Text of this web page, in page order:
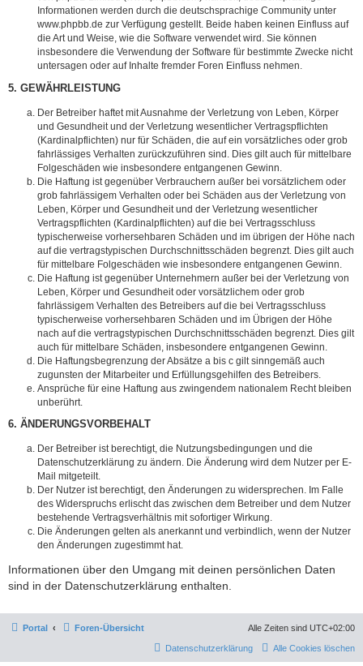
Informationen werden durch die deutschsprachige Community unter
www.phpbb.de zur Verfügung gestellt. Beide haben keinen Einfluss auf
die Art und Weise, wie die Software verwendet wird. Sie können
insbesondere die Verwendung der Software für bestimmte Zwecke nicht
untersagen oder auf Inhalte fremder Foren Einfluss nehmen.
5. GEWÄHRLEISTUNG
Der Betreiber haftet mit Ausnahme der Verletzung von Leben, Körper
und Gesundheit und der Verletzung wesentlicher Vertragspflichten
(Kardinalpflichten) nur für Schäden, die auf ein vorsätzliches oder grob
fahrlässiges Verhalten zurückzuführen sind. Dies gilt auch für mittelbare
Folgeschäden wie insbesondere entgangenen Gewinn.
Die Haftung ist gegenüber Verbrauchern außer bei vorsätzlichem oder
grob fahrlässigem Verhalten oder bei Schäden aus der Verletzung von
Leben, Körper und Gesundheit und der Verletzung wesentlicher
Vertragspflichten (Kardinalpflichten) auf die bei Vertragsschluss
typischerweise vorhersehbaren Schäden und im übrigen der Höhe nach
auf die vertragstypischen Durchschnittsschäden begrenzt. Dies gilt auch
für mittelbare Folgeschäden wie insbesondere entgangenen Gewinn.
Die Haftung ist gegenüber Unternehmern außer bei der Verletzung von
Leben, Körper und Gesundheit oder vorsätzlichem oder grob
fahrlässigem Verhalten des Betreibers auf die bei Vertragsschluss
typischerweise vorhersehbaren Schäden und im Übrigen der Höhe
nach auf die vertragstypischen Durchschnittsschäden begrenzt. Dies gilt
auch für mittelbare Schäden, insbesondere entgangenen Gewinn.
Die Haftungsbegrenzung der Absätze a bis c gilt sinngemäß auch
zugunsten der Mitarbeiter und Erfüllungsgehilfen des Betreibers.
Ansprüche für eine Haftung aus zwingendem nationalem Recht bleiben
unberührt.
6. ÄNDERUNGSVORBEHALT
Der Betreiber ist berechtigt, die Nutzungsbedingungen und die
Datenschutzerklärung zu ändern. Die Änderung wird dem Nutzer per E-
Mail mitgeteilt.
Der Nutzer ist berechtigt, den Änderungen zu widersprechen. Im Falle
des Widerspruchs erlischt das zwischen dem Betreiber und dem Nutzer
bestehende Vertragsverhältnis mit sofortiger Wirkung.
Die Änderungen gelten als anerkannt und verbindlich, wenn der Nutzer
den Änderungen zugestimmt hat.
Informationen über den Umgang mit deinen persönlichen Daten
sind in der Datenschutzerklärung enthalten.
Portal Foren-Übersicht Alle Zeiten sind UTC+02:00
Alle Cookies löschen
Datenschutzerklärung